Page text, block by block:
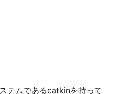
テムであるcatkinを持って